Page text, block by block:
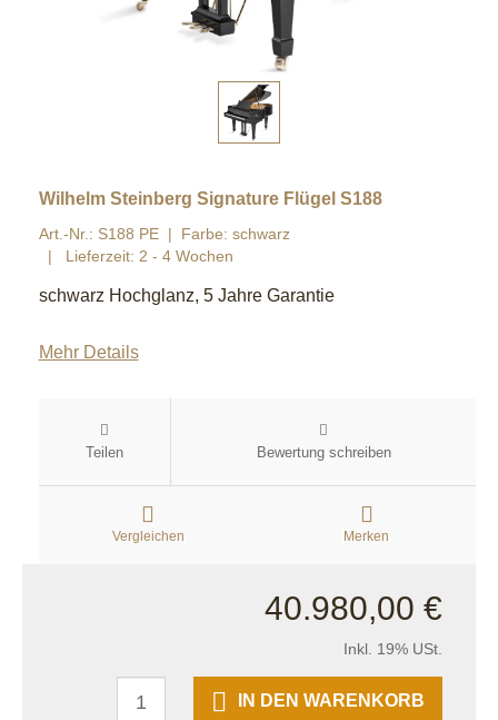
Wilhelm Steinberg Signature Flügel S188
Art.-Nr.: S188 PE
Farbe: schwarz
Lieferzeit: 2 - 4 Wochen
schwarz Hochglanz, 5 Jahre Garantie
Mehr Details
Teilen Bewertung schreiben
Vergleichen Merken
40.980,00 €
Inkl. 19% USt.
IN DEN WARENKORB